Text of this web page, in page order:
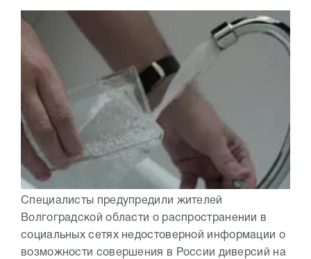
Специалисты предупредили жителей
Волгоградской области о распространении в
социальных сетях недостоверной информации о
возможности совершения в России диверсий на